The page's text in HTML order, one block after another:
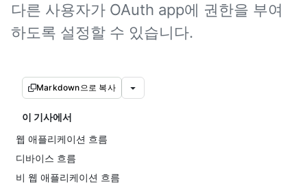
다른 사용자가 OAuth app에 권한을 부여
하도록 설정할 수 있습니다.
Markdown으로 복사
이 기사에서
웹 애플리케이션 흐름
디바이스 흐름
비 웹 애플리케이션 흐름